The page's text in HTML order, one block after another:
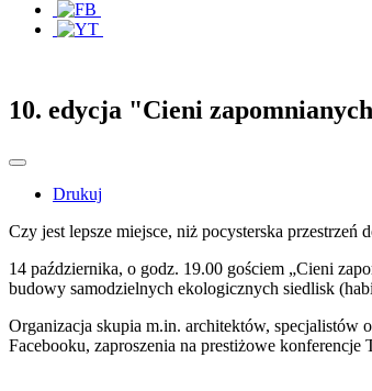
10. edycja "Cieni
Drukuj
Czy jest lepsze miejsce, niż pocysterska
14 października, o godz. 19.00 gościem „Cieni
budowy samodzielnych ekologicznych siedlisk
Organizacja skupia m.in. architektów, specjalistów
Facebooku, zaproszenia na prestiżowe